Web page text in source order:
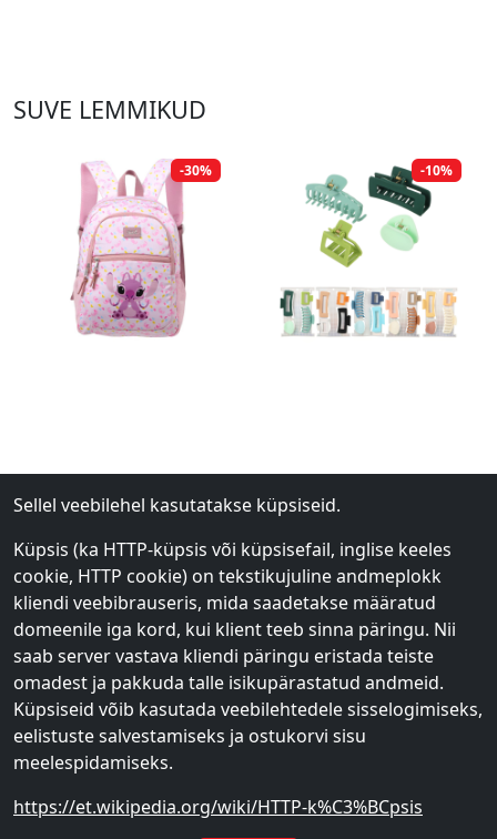
SUVE LEMMIKUD
-30% -10%
Sellel veebilehel kasutatakse küpsiseid.
Küpsis (ka HTTP-küpsis või küpsisefail, inglise keeles
cookie, HTTP cookie) on tekstikujuline andmeplokk
kliendi veebibrauseris, mida saadetakse määratud
domeenile iga kord, kui klient teeb sinna päringu. Nii
saab server vastava kliendi päringu eristada teiste
omadest ja pakkuda talle isikupärastatud andmeid.
Küpsiseid võib kasutada veebilehtedele sisselogimiseks,
eelistuste salvestamiseks ja ostukorvi sisu
meelespidamiseks.
https://et.wikipedia.org/wiki/HTTP-k%C3%BCpsis